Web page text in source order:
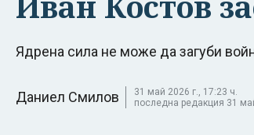
Ядрена сила не може да загуби
Даниел Смилов
31 май 2026 г., 17:23 ч.
последна редакция 31